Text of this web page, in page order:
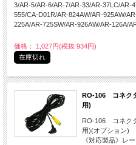
3/AR-5/AR-6/AR-7/AR-33/AR-37LC/AR-
555/CA-D01R/AR-824AW/AR-925AW/
225A/AR-725SW/AR-926AW/AR-126A/
価格： 1,027円(税抜 934円)
在庫切れ
RO-106 コネク
用)
RO-106 コネク
用)(オプション)
《対応製品》レ